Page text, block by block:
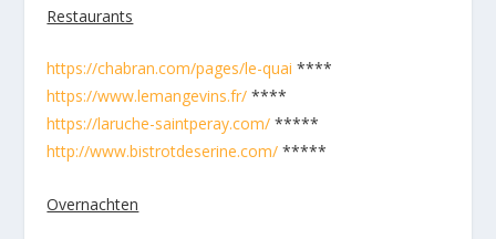
Restaurants
https://chabran.com/pages/le-quai ****
https://www.lemangevins.fr/ ****
https://laruche-saintperay.com/ *****
http://www.bistrotdeserine.com/ *****
Overnachten